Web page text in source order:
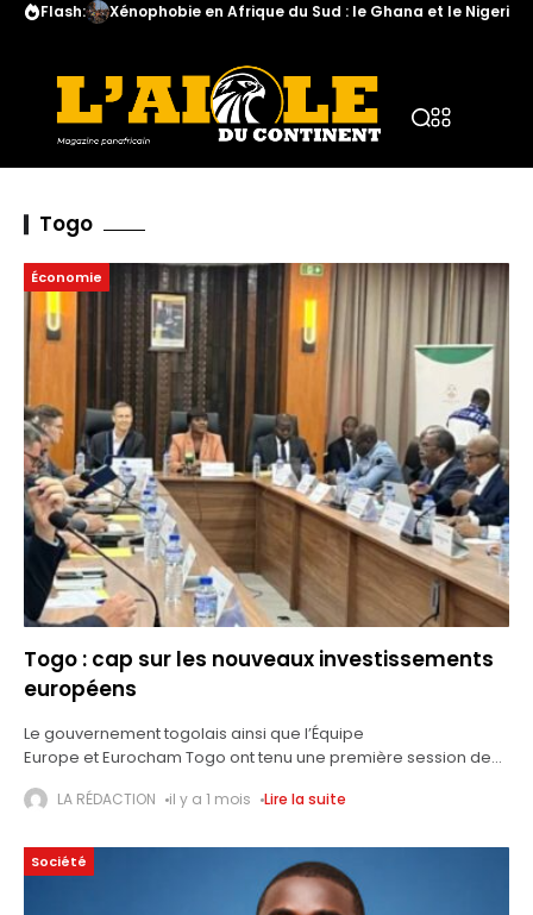
Flash: Xénophobie en Afrique du Sud : le Ghana et le Nigeria
Togo
Économie
Togo : cap sur les nouveaux investissements
européens
Le gouvernement togolais ainsi que l’Équipe
Europe et Eurocham Togo ont tenu une première session de
a eu lieu ce vendredi 26 juin à Lomé et
LA RÉDACTION il y a 1 mois Lire la suite
Société